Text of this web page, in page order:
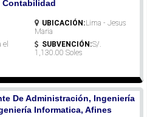
UBICACIÓN:Lima - Jesus
Maria
el
SUBVENCIÓN:S/.
1,130.00 Soles
De Administración, Ingeniería
Informatica, Afines